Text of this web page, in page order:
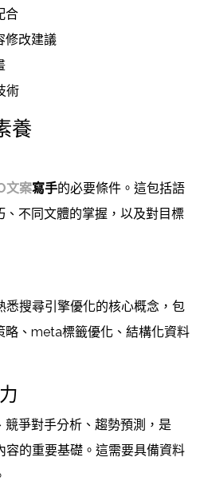
合
修改建議
術
養
文案寫手的必要條件。這包括語
不同文體的掌握，以及對目標
悉搜尋引擎優化的核心概念，包
略、meta標籤優化、結構化資料
爭對手分析、趨勢預測，是
容的重要基礎。這需要具備資料